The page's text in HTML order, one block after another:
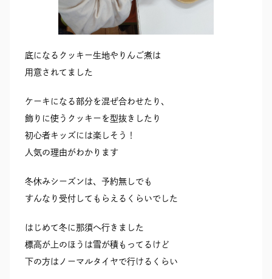
底になるクッキー生地やりんご煮は
用意されてました
ケーキになる部分を混ぜ合わせたり、
飾りに使うクッキーを型抜きしたり
初心者キッズには楽しそう！
人気の理由がわかります
冬休みシーズンは、予約無しでも
すんなり受付してもらえるくらいでした
はじめて冬に那須へ行きました
標高が上のほうは雪が積もってるけど
下の方はノーマルタイヤで行けるくらい